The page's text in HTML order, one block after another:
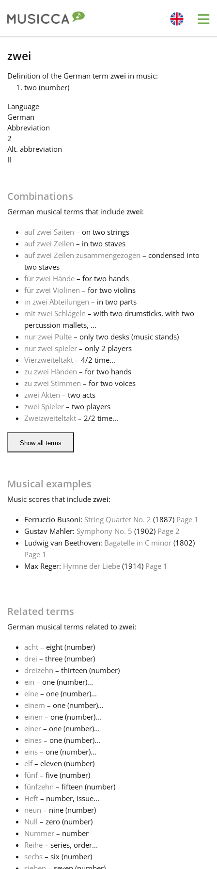
Български
Dansk
Français
한국어
हिन्दी
Italiano
日本語
Polski
Português
Русский
Svenska
Tiếng Việt
Türkçe
简体中文
zwei
Definition of the German term zwei in music:
two (number)
Language
German
Abbreviation
2
Alt. abbreviation
II
Combinations
German musical terms that include zwei:
auf zwei Saiten – on two strings
auf zwei Zeilen – in two staves
auf zwei Zeilen zusammengezogen – condensed into
two staves
für zwei Hände – for two hands
für zwei Violinen – for two violins
in zwei Abteilungen – in two parts
mit zwei Schlägeln – with two drumsticks, with two
percussion mallets, ...
nur zwei Pulte – only two desks (music stands)
nur zwei spieler – only 2 players
Vierzweiteltakt – 4/2 time...
zu zwei Händen – for two hands
zu zwei Stimmen – for two voices
zwei Akten – two acts
zwei Spieler – two players
Zweizweiteltakt – 2/2 time...
Show all terms
Musical examples
Music scores that include zwei:
Ferruccio Busoni: String Quartet No. 2 (1887) Page 1
Gustav Mahler: Symphony No. 5 (1902) Page 2
Ludwig van Beethoven: Bagatelle in C minor (1802)
Page 1
Max Reger: Hymne der Liebe (1914) Page 1
Related terms
German musical terms related to zwei:
acht – eight (number)
drei – three (number)
dreizehn – thirteen (number)
ein – one (number)...
eine – one (number)...
einem – one (number)...
einen – one (number)...
einer – one (number)...
eines – one (number)...
eins – one (number)...
elf– eleven (number)
fünf– five (number)
fünfzehn – fifteen (number)
Heft – number, issue...
neun – nine (number)
Null – zero (number)
Nummer – number
Reihe – series, order...
sechs – six (number)